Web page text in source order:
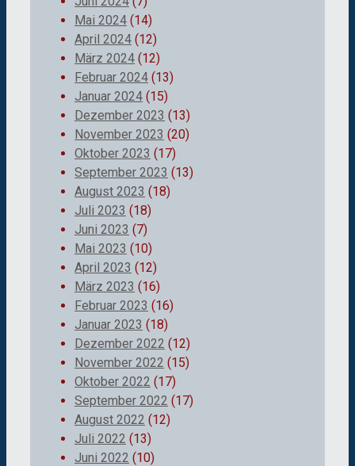
Mai 2024 (14)
April 2024 (12)
März 2024 (12)
Februar 2024 (13)
Januar 2024 (15)
Dezember 2023 (13)
November 2023 (20)
Oktober 2023 (17)
September 2023 (13)
August 2023 (18)
Juli 2023 (18)
Juni 2023 (7)
Mai 2023 (10)
April 2023 (12)
März 2023 (16)
Februar 2023 (16)
Januar 2023 (18)
Dezember 2022 (12)
November 2022 (15)
Oktober 2022 (17)
September 2022 (17)
August 2022 (12)
Juli 2022 (13)
Juni 2022 (10)